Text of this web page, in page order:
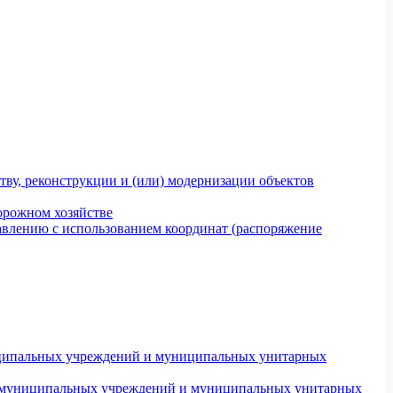
реконструкции и (или) модернизации объектов
хозяйстве
с использованием координат (распоряжение
учреждений и муниципальных унитарных
муниципальных учреждений и муниципальных унитарных